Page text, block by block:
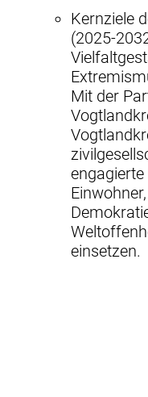
Kernziele
(2025-
Mit der
einsetzen.